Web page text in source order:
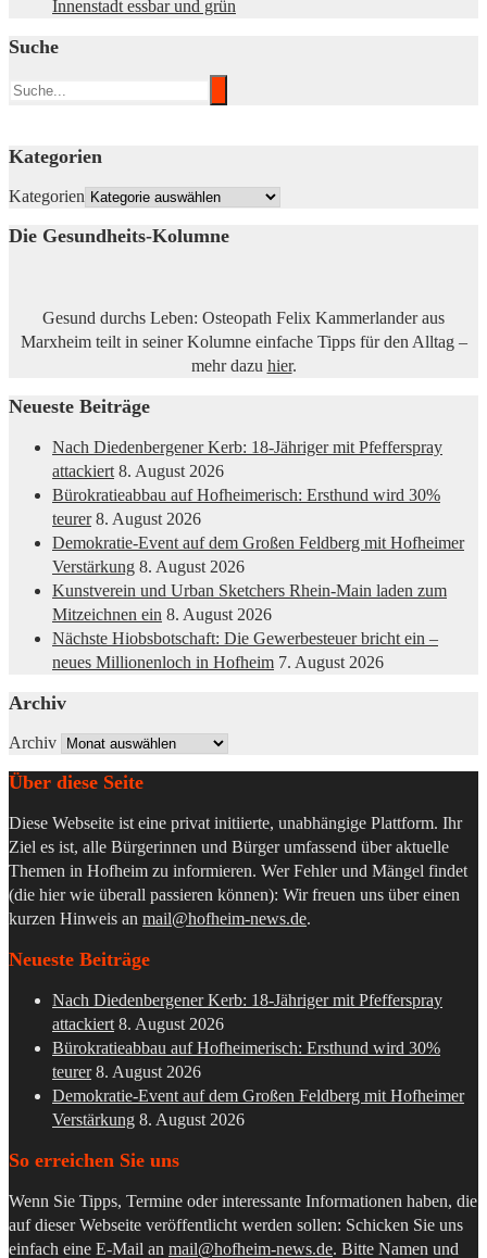
Innenstadt essbar und grün
Suche
Kategorien
Kategorien
Die Gesundheits-Kolumne
Gesund durchs Leben: Osteopath Felix Kammerlander aus
Marxheim teilt in seiner Kolumne einfache Tipps für den Alltag –
mehr dazu hier.
Neueste Beiträge
Nach Diedenbergener Kerb: 18-Jähriger mit Pfefferspray
attackiert 8. August 2026
Bürokratieabbau auf Hofheimerisch: Ersthund wird 30%
teurer 8. August 2026
Demokratie-Event auf dem Großen Feldberg mit Hofheimer
Verstärkung 8. August 2026
Kunstverein und Urban Sketchers Rhein-Main laden zum
Mitzeichnen ein 8. August 2026
Nächste Hiobsbotschaft: Die Gewerbesteuer bricht ein –
neues Millionenloch in Hofheim 7. August 2026
Archiv
Archiv
Über diese Seite
Diese Webseite ist eine privat initiierte, unabhängige Plattform. Ihr
Ziel es ist, alle Bürgerinnen und Bürger umfassend über aktuelle
Themen in Hofheim zu informieren. Wer Fehler und Mängel findet
(die hier wie überall passieren können): Wir freuen uns über einen
kurzen Hinweis an mail@hofheim-news.de.
Neueste Beiträge
Nach Diedenbergener Kerb: 18-Jähriger mit Pfefferspray
attackiert 8. August 2026
Bürokratieabbau auf Hofheimerisch: Ersthund wird 30%
teurer 8. August 2026
Demokratie-Event auf dem Großen Feldberg mit Hofheimer
Verstärkung 8. August 2026
So erreichen Sie uns
Wenn Sie Tipps, Termine oder interessante Informationen haben, die
auf dieser Webseite veröffentlicht werden sollen: Schicken Sie uns
einfach eine E-Mail an mail@hofheim-news.de. Bitte Namen und